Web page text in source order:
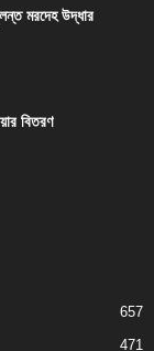
মরদেহ উদ্ধার
বিতরণ
657
471